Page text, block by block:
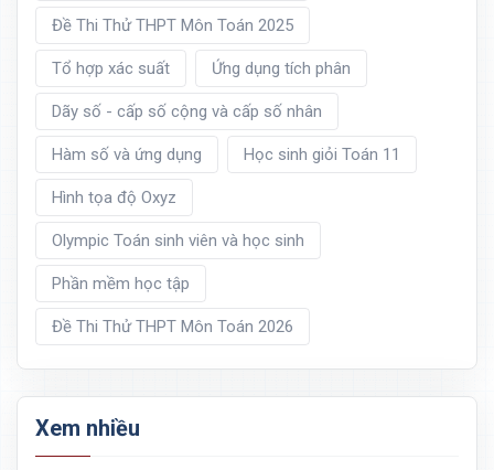
Đề Thi Thử THPT Môn Toán 2025
Tổ hợp xác suất Ứng dụng tích phân
Dãy số - cấp số cộng và cấp số nhân
Hàm số và ứng dụng Học sinh giỏi Toán 11
Hình tọa độ Oxyz
Olympic Toán sinh viên và học sinh
Phần mềm học tập
Đề Thi Thử THPT Môn Toán 2026
Xem nhiều